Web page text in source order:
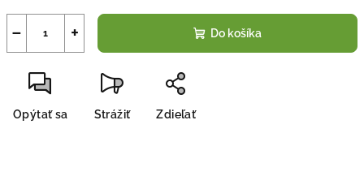
+
− Do košíka
Opýtať sa Strážiť Zdieľať